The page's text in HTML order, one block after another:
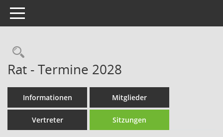
Toggle navigation
Rechercheauswahl
Rat - Termine 2028
Informationen Mitglieder
Vertreter Sitzungen